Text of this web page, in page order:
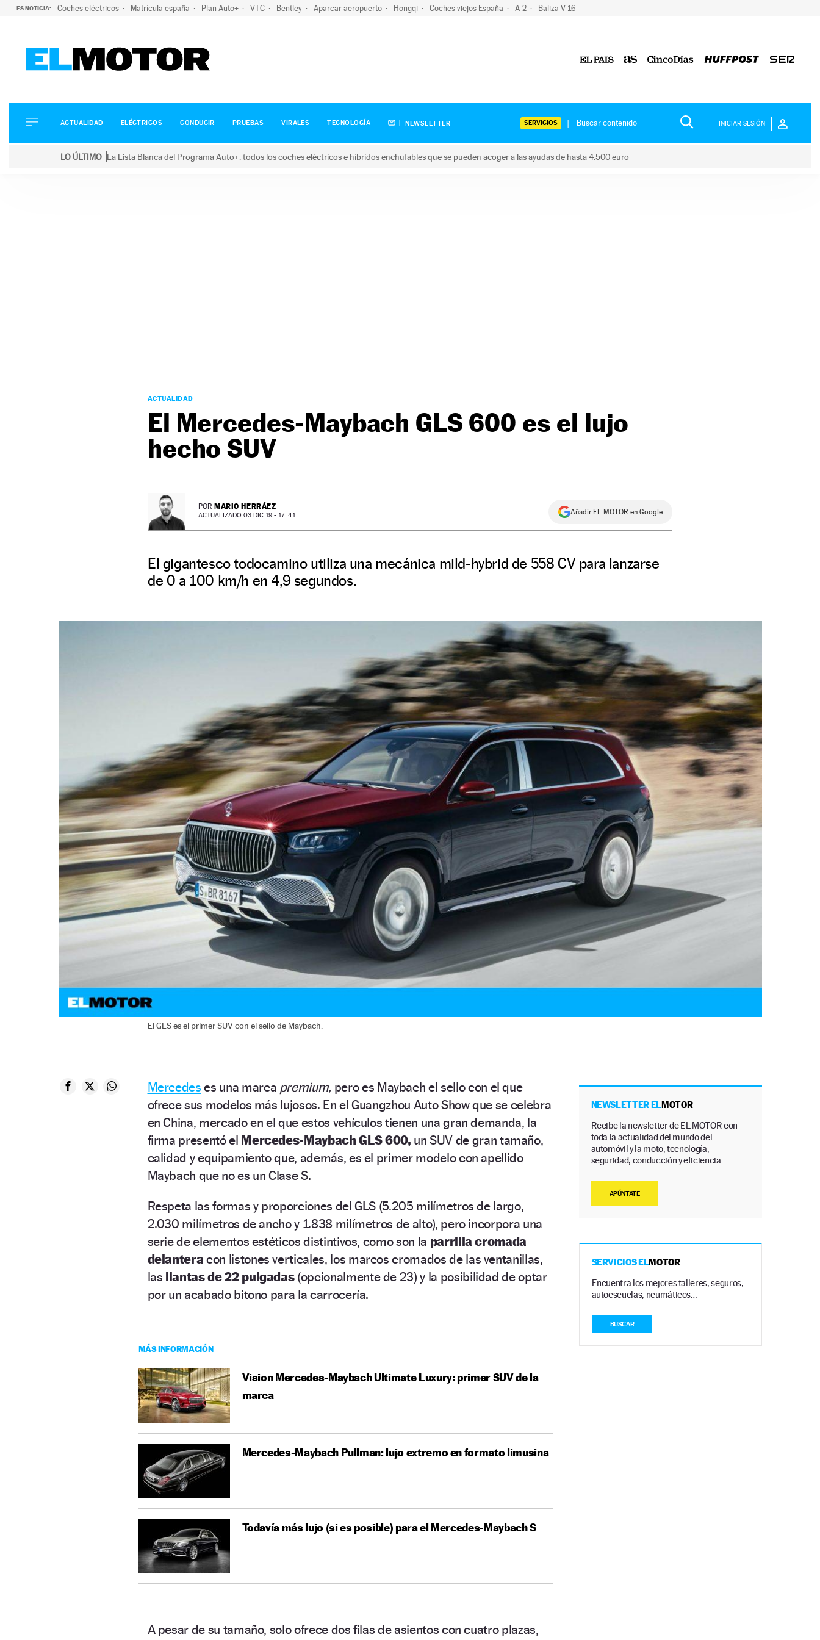
ES NOTICIA: Coches eléctricos Matrícula españa Plan Auto+ VTC Bentley Aparcar aeropuerto Hongqi Coches viejos España A-2 Baliza V-16
ELÉCTRICOS
CONDUCIR
ACTUALIDAD ELÉCTRICOS CONDUCIR PRUEBAS VIRALES TECNOLOGÍA NEWSLETTER SERVICIOS INICIAR SESIÓN
LO ÚLTIMO La Lista Blanca del Programa Auto+: todos los coches eléctricos e híbridos enchufables que se pueden acoger a las ayudas de hasta 4.500 euro
ACTUALIDAD
El Mercedes-Maybach GLS 600 es el lujo
hecho SUV
POR MARIO HERRÁEZ
ACTUALIZADO 03 DIC 19 - 17: 41 Añadir EL MOTOR en Google
El gigantesco todocamino utiliza una mecánica mild-hybrid de 558 CV para lanzarse
de 0 a 100 km/h en 4,9 segundos.
El GLS es el primer SUV con el sello de Maybach.
Mercedes es una marca premium, pero es Maybach el sello con el que
ofrece sus modelos más lujosos. En el Guangzhou Auto Show que se celebra
en China, mercado en el que estos vehículos tienen una gran demanda, la
firma presentó el Mercedes-Maybach GLS 600, un SUV de gran tamaño,
calidad y equipamiento que, además, es el primer modelo con apellido
Maybach que no es un Clase S.
Respeta las formas y proporciones del GLS (5.205 milímetros de largo,
2.030 milímetros de ancho y 1.838 milímetros de alto), pero incorpora una
serie de elementos estéticos distintivos, como son la parrilla cromada
delantera con listones verticales, los marcos cromados de las ventanillas,
las llantas de 22 pulgadas(opcionalmente de 23) y la posibilidad de optar
por un acabado bitono para la carrocería.
MÁS INFORMACIÓN
Vision Mercedes-Maybach Ultimate Luxury: primer SUV de la
marca
Mercedes-Maybach Pullman: lujo extremo en formato limusina
Todavía más lujo (si es posible) para el Mercedes-Maybach S
A pesar de su tamaño, solo ofrece dos filas de asientos con cuatro plazas,
NEWSLETTER ELMOTOR
Recibe la newsletter de EL MOTOR con
toda la actualidad del mundo del
automóvil y la moto, tecnología,
seguridad, conducción y eficiencia.
APÚNTATE
SERVICIOS ELMOTOR
Encuentra los mejores talleres, seguros,
autoescuelas, neumáticos…
BUSCAR